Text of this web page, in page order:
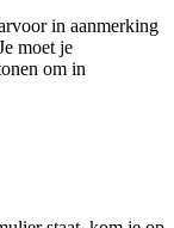
in aanmerking
moet je
om in